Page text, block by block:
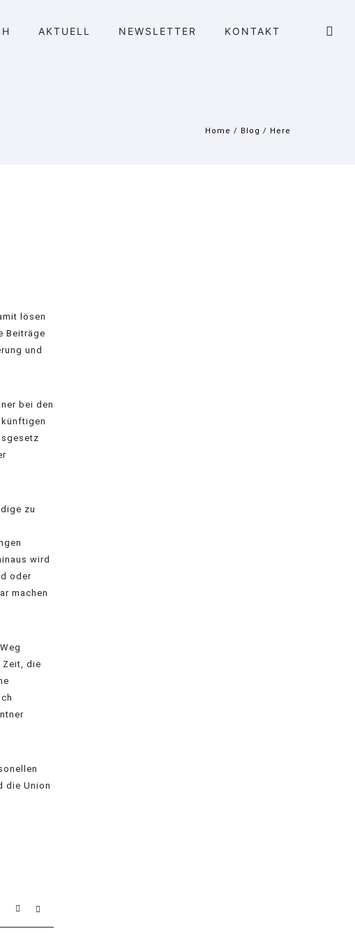
AKTUELL NEWSLETTER KONTAKT
Home / Blog / Here
lösen
Beiträge
und
bei den
zu
wird
oder
machen
Zeit, die
die Union